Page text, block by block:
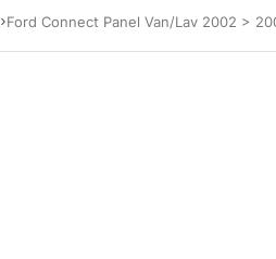
Ford Connect Panel Van/Lav 2002 >